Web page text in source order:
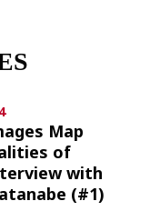
Map
of
with
(#1)